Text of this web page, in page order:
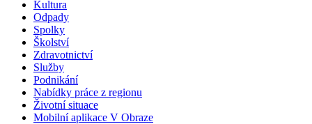
Kultura
Odpady
Spolky
Školství
Zdravotnictví
Služby
Podnikání
Nabídky práce z regionu
Životní situace
Mobilní aplikace V Obraze